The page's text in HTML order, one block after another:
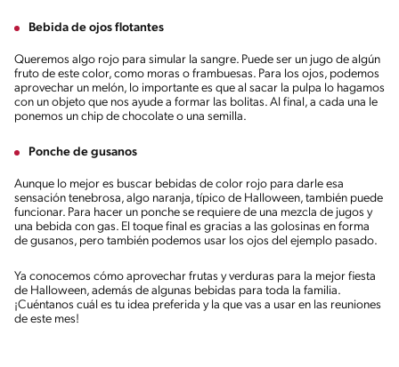
Bebida de ojos flotantes
Queremos algo rojo para simular la sangre. Puede ser un jugo de algún
fruto de este color, como moras o frambuesas. Para los ojos, podemos
aprovechar un melón, lo importante es que al sacar la pulpa lo hagamos
con un objeto que nos ayude a formar las bolitas. Al final, a cada una le
ponemos un chip de chocolate o una semilla.
Ponche de gusanos
Aunque lo mejor es buscar bebidas de color rojo para darle esa
sensación tenebrosa, algo naranja, típico de Halloween, también puede
funcionar. Para hacer un ponche se requiere de una mezcla de jugos y
una bebida con gas. El toque final es gracias a las golosinas en forma
de gusanos, pero también podemos usar los ojos del ejemplo pasado.
Ya conocemos cómo aprovechar frutas y verduras para la mejor fiesta
de Halloween, además de algunas bebidas para toda la familia.
¡Cuéntanos cuál es tu idea preferida y la que vas a usar en las reuniones
de este mes!